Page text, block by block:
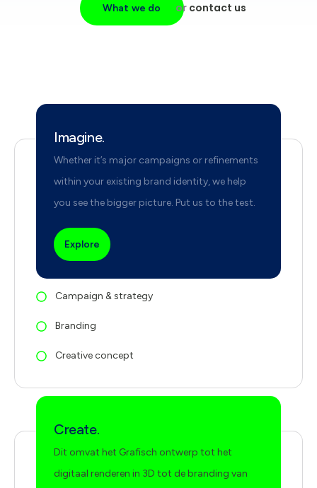
What we do or contact us
Imagine.
Whether it’s major campaigns or refinements
within your existing brand identity, we help
you see the bigger picture. Put us to the test.
Explore
Campaign & strategy
Branding
Creative concept
Create.
Dit omvat het Grafisch ontwerp tot het
digitaal renderen in 3D tot de branding van